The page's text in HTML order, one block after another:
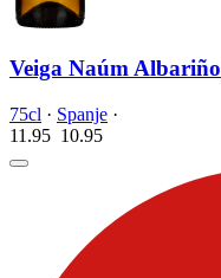
Veiga Naúm Albariño
75cl · Spanje ·
11.95 10.95